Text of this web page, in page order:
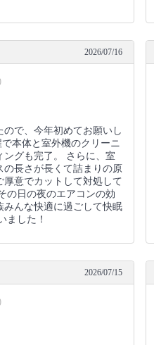
2026/07/16
で、今年初めてお願いし
本体と室外機のクリーニ
ングも完了。 さらに、室
長さが長くて詰まりの原
厚意でカットして対処して
の日の夜のエアコンの効
みんな快適に過ごして快眠
ました！
2026/07/15